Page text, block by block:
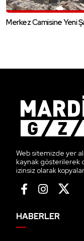
Merkez Camisine Yeni
Web sitemizde yer
kaynak gösterilerek
izinsiz olarak
HABERLER